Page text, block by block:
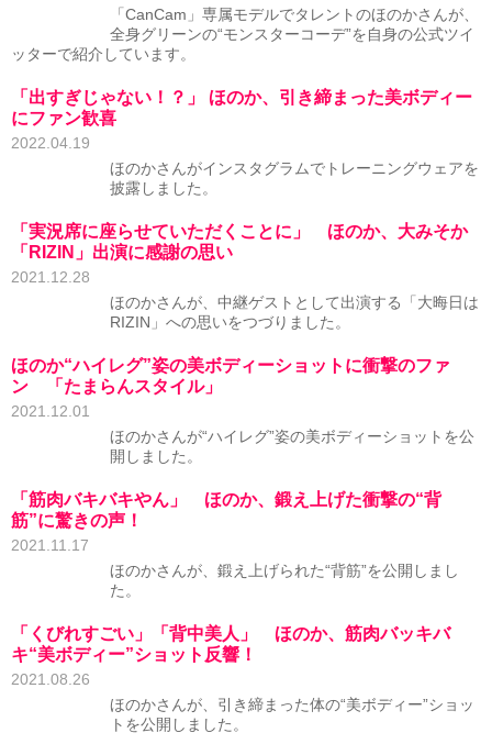
「CanCam」専属モデルでタレントのほのかさんが、
全身グリーンの“モンスターコーデ”を自身の公式ツイ
ッターで紹介しています。
「出すぎじゃない！？」 ほのか、引き締まった美ボディー
にファン歓喜
2022.04.19
ほのかさんがインスタグラムでトレーニングウェアを
披露しました。
「実況席に座らせていただくことに」 ほのか、大みそか
「RIZIN」出演に感謝の思い
2021.12.28
ほのかさんが、中継ゲストとして出演する「大晦日は
RIZIN」への思いをつづりました。
ほのか“ハイレグ”姿の美ボディーショットに衝撃のファ
ン 「たまらんスタイル」
2021.12.01
ほのかさんが“ハイレグ”姿の美ボディーショットを公
開しました。
「筋肉バキバキやん」 ほのか、鍛え上げた衝撃の“背
筋”に驚きの声！
2021.11.17
ほのかさんが、鍛え上げられた“背筋”を公開しまし
た。
「くびれすごい」「背中美人」 ほのか、筋肉バッキバ
キ“美ボディー”ショット反響！
2021.08.26
ほのかさんが、引き締まった体の“美ボディー”ショッ
トを公開しました。